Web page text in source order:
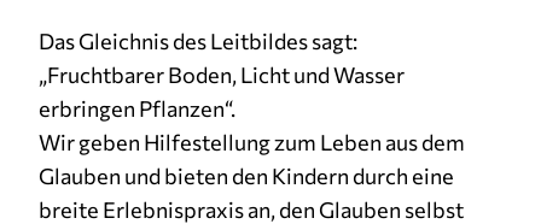
Das Gleichnis des Leitbildes sagt:
„Fruchtbarer Boden, Licht und Wasser
erbringen Pflanzen“.
Wir geben Hilfestellung zum Leben aus dem
Glauben und bieten den Kindern durch eine
breite Erlebnispraxis an, den Glauben selbst
_fbp
Anbieter:
Facebook
Zweck:
Anzeigen von personalisierter Werbung und